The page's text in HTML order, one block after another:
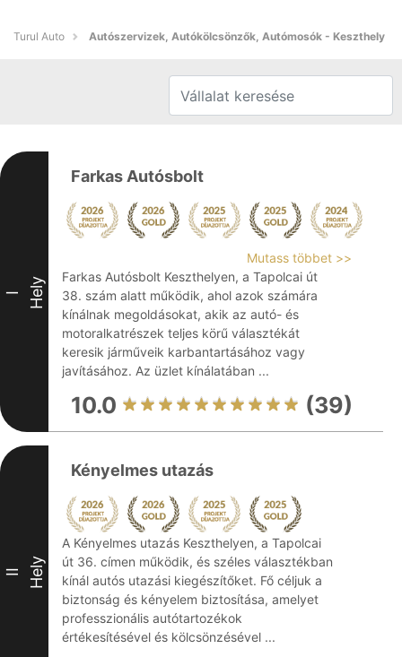
Turul Auto Autószervizek, Autókölcsönzők, Autómosók - Keszthely
I Hely
Farkas Autósbolt
Mutass többet >>
Farkas Autósbolt Keszthelyen, a Tapolcai út
38. szám alatt működik, ahol azok számára
kínálnak megoldásokat, akik az autó- és
motoralkatrészek teljes körű választékát
keresik járműveik karbantartásához vagy
javításához. Az üzlet kínálatában ...
10.0 (39)
II Hely
Kényelmes utazás
A Kényelmes utazás Keszthelyen, a Tapolcai
út 36. címen működik, és széles választékban
kínál autós utazási kiegészítőket. Fő céljuk a
biztonság és kényelem biztosítása, amelyet
professzionális autótartozékok
értékesítésével és kölcsönzésével ...